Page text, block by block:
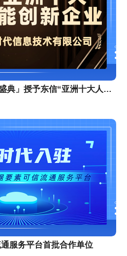
「2025亚洲品牌500强盛典」授予东信“亚洲十大人工智能创新企业”
服务平台首批合作单位